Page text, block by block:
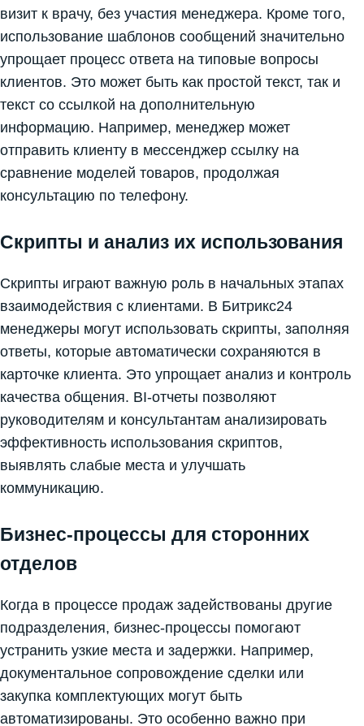
визит к врачу, без участия менеджера. Кроме того,
использование шаблонов сообщений значительно
упрощает процесс ответа на типовые вопросы
клиентов. Это может быть как простой текст, так и
текст со ссылкой на дополнительную
информацию. Например, менеджер может
отправить клиенту в мессенджер ссылку на
сравнение моделей товаров, продолжая
консультацию по телефону.
Скрипты и анализ их использования
Скрипты играют важную роль в начальных этапах
взаимодействия с клиентами. В Битрикс24
менеджеры могут использовать скрипты, заполняя
ответы, которые автоматически сохраняются в
карточке клиента. Это упрощает анализ и контроль
качества общения. BI-отчеты позволяют
руководителям и консультантам анализировать
эффективность использования скриптов,
выявлять слабые места и улучшать
коммуникацию.
Бизнес-процессы для сторонних
отделов
Когда в процессе продаж задействованы другие
подразделения, бизнес-процессы помогают
устранить узкие места и задержки. Например,
документальное сопровождение сделки или
закупка комплектующих могут быть
автоматизированы. Это особенно важно при